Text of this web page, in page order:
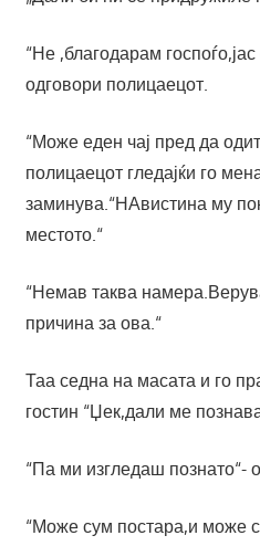
“Не ,благодарам
одговори полицаецот.
“Може еден чај пред да
полицаецот гледајќи го
заминува.“НАвистина му
местото.“
“Немав таква
причина за ова.“
Таа седна на масата и го
гостин “Џек,дали ме
“Па ми изгледаш познато“-
“Може сум постара,и може